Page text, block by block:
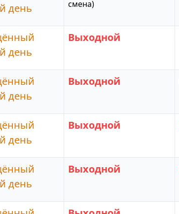
день
смена)
день
Выходной
день
Выходной
день
Выходной
день
Выходной